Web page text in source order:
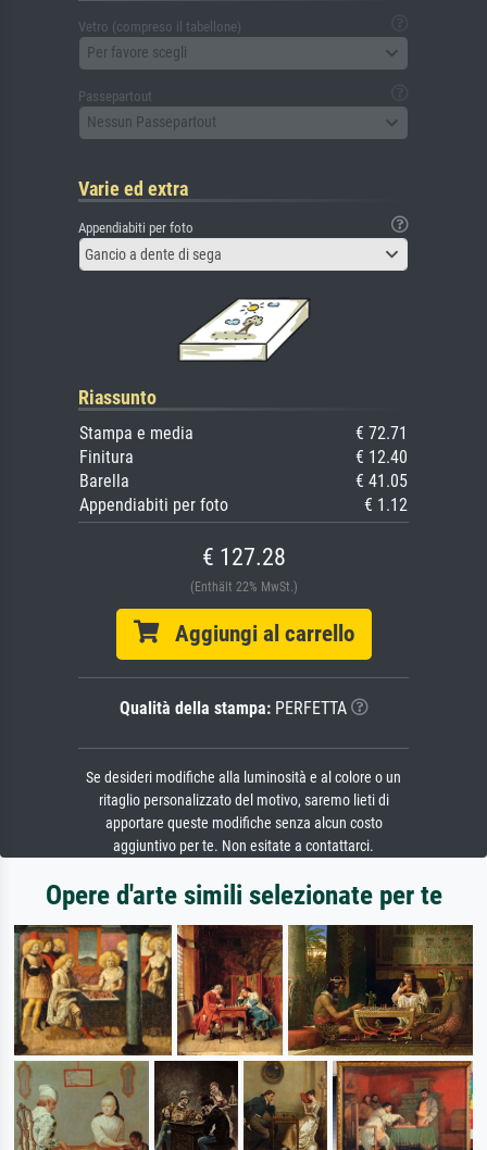
Vetro (compreso il tabellone)
Per favore scegli
Passepartout
Nessun Passepartout
Varie ed extra
Appendiabiti per foto
Gancio a dente di sega
Riassunto
Stampa e media
€ 72.71
Finitura
€ 12.40
Barella
€ 41.05
Appendiabiti per foto
€ 1.12
€ 127.28
(Enthält 22% MwSt.)
Aggiungi al carrello
Qualità della stampa:PERFETTA
Se desideri modifiche alla luminosità e al colore o un
ritaglio personalizzato del motivo, saremo lieti di
apportare queste modifiche senza alcun costo
aggiuntivo per te. Non esitate a contattarci.
Opere d'arte simili selezionate per te